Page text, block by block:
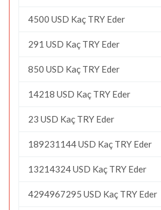
4500 USD Kaç TRY Eder
291 USD Kaç TRY Eder
850 USD Kaç TRY Eder
14218 USD Kaç TRY Eder
23 USD Kaç TRY Eder
189231144 USD Kaç TRY Eder
13214324 USD Kaç TRY Eder
4294967295 USD Kaç TRY Eder